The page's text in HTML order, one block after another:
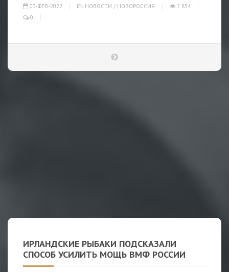
03-ФЕВ-2022 НОВОСТИ / НОВОРОССИЯ
2 854
0
ИРЛАНДСКИЕ РЫБАКИ ПОДСКАЗАЛИ
СПОСОБ УСИЛИТЬ МОЩЬ ВМФ РОССИИ